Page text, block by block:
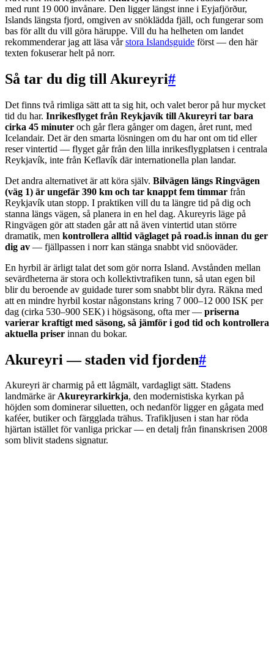
med runt 19 000 invånare. Den ligger längst inne i Eyjafjörður,
Islands längsta fjord, omgiven av snöklädda fjäll, och fungerar som
bas för allt du vill göra häruppe. Vill du ha helheten om landet
rekommenderar jag att läsa vårstora Islandsguide först — den här
texten fokuserar helt på norr.
Så tar du dig till Akureyri#
Det finns två rimliga sätt att ta sig hit, och valet beror på hur mycket
tid du har. Inrikesflyget från Reykjavík till Akureyri tar bara
cirka 45 minuter och går flera gånger om dagen, året runt, med
Icelandair. Det är den smarta lösningen om du har ont om tid eller
reser vintertid — flyget går från den lilla inrikesflygplatsen i centrala
Reykjavík, inte från Keflavík där internationella plan landar.
Det andra alternativet är att köra själv. Bilvägen längs Ringvägen
(väg 1) är ungefär 390 km och tar knappt fem timmar från
Reykjavík utan stopp. I praktiken vill du ta längre tid på dig och
stanna längs vägen, så planera in en hel dag. Akureyris läge på
Ringvägen gör att staden går att nå även vintertid utan större
dramatik, men kontrollera alltid väglaget på road.is innan du ger
dig av — fjällpassen i norr kan stänga snabbt vid snöoväder.
En hyrbil är ärligt talat det som gör norra Island. Avstånden mellan
sevärdheterna är stora och kollektivtrafiken tunn, så utan egen bil
blir du beroende av guidade turer som snabbt blir dyra. Räkna med
att en mindre hyrbil kostar någonstans kring 7 000–12 000 ISK per
dag (cirka 530–900 SEK) i högsäsong, ofta mer — priserna
varierar kraftigt med säsong, så jämför i god tid och kontrollera
aktuella priser innan du bokar.
Akureyri — staden vid fjorden#
Akureyri är charmig på ett lågmält, vardagligt sätt. Stadens
landmärke ärAkureyrarkirkja, den modernistiska kyrkan på
höjden som dominerar siluetten, och nedanför ligger en gågata med
kaféer, butiker och färgglada trähus. Trafikljusen i stan har röda
hjärtan istället för vanliga prickar — en detalj från finanskrisen 2008
som blivit stadens signatur.